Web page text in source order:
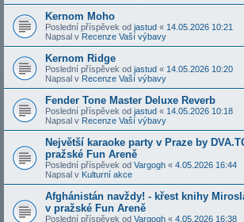
Kernom Moho
Poslední příspěvek od jastud « 14.05.2026 10:21
Napsal v Recenze Vaší výbavy
Kernom Ridge
Poslední příspěvek od jastud « 14.05.2026 10:20
Napsal v Recenze Vaší výbavy
Fender Tone Master Deluxe Reverb
Poslední příspěvek od jastud « 14.05.2026 10:18
Napsal v Recenze Vaší výbavy
Největší karaoke party v Praze by
pražské Fun Areně
Poslední příspěvek od Vargogh « 4.05.2026 16:44
Napsal v Kulturní akce
Afghánistán navždy! - křest knihy
v pražské Fun Areně
Poslední příspěvek od Vargogh « 4.05.2026 16:38